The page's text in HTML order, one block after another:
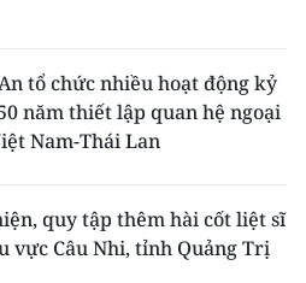
tổ chức nhiều hoạt động kỷ
năm thiết lập quan hệ ngoại
Nam-Thái Lan
quy tập thêm hài cốt liệt sĩ
vực Câu Nhi, tỉnh Quảng Trị